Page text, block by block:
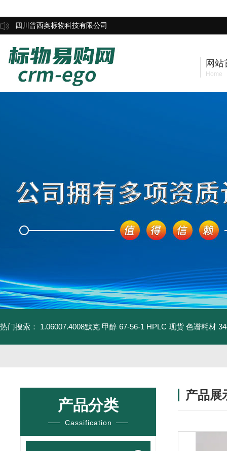
四川普西奥标物科技有限公司
网站
Home
热门搜索： 1.06007.4008默克 甲醇 67-56-1 HPLC 现货 色谱耗材
产品分类
Cassification
产品展